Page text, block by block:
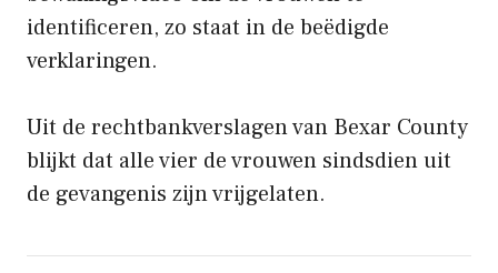
identificeren, zo staat in de beëdigde
verklaringen.
Uit de rechtbankverslagen van Bexar County
blijkt dat alle vier de vrouwen sindsdien uit
de gevangenis zijn vrijgelaten.